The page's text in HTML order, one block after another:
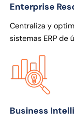
Enterprise
Centraliza y
sistemas ERP de
Business